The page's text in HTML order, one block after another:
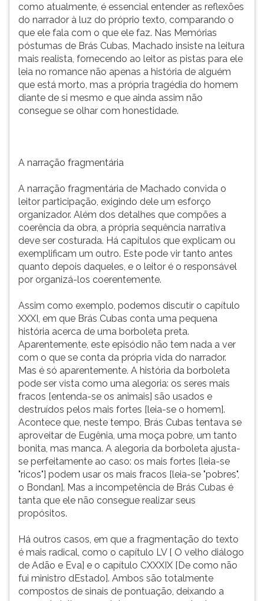
como atualmente, é essencial entender as reflexões
do narrador à luz do próprio texto, comparando o
que ele fala com o que ele faz. Nas Memórias
póstumas de Brás Cubas, Machado insiste na leitura
mais realista, fornecendo ao leitor as pistas para ele
leia no romance não apenas a história de alguém
que está morto, mas a própria tragédia do homem
diante de si mesmo e que ainda assim não
consegue se olhar com honestidade.
A narração fragmentária
A narração fragmentária de Machado convida o
leitor participação, exigindo dele um esforço
organizador. Além dos detalhes que compões a
coerência da obra, a própria sequência narrativa
deve ser costurada. Há capítulos que explicam ou
exemplificam um outro. Este pode vir tanto antes
quanto depois daqueles, e o leitor é o responsável
por organizá-los coerentemente.
Assim como exemplo, podemos discutir o capítulo
XXXI, em que Brás Cubas conta uma pequena
história acerca de uma borboleta preta.
Aparentemente, este episódio não tem nada a ver
com o que se conta da própria vida do narrador.
Mas é só aparentemente. A história da borboleta
pode ser vista como uma alegoria: os seres mais
fracos [entenda-se os animais] são usados e
destruídos pelos mais fortes [leia-se o homem].
Acontece que, neste tempo, Brás Cubas tentava se
aproveitar de Eugênia, uma moça pobre, um tanto
bonita, mas manca. A alegoria da borboleta ajusta-
se perfeitamente ao caso: os mais fortes [leia-se
"ricos"] podem usar os mais fracos [leia-se "pobres",
o Bondan]. Mas a incompetência de Brás Cubas é
tanta que ele não consegue realizar seus
propósitos.
Há outros casos, em que a fragmentação do texto
é mais radical, como o capítulo LV [ O velho diálogo
de Adão e Eva] e o capítulo CXXXIX [De como não
fui ministro dEstado]. Ambos são totalmente
compostos de sinais de pontuação, deixando a